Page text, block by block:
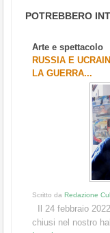
POTREBBERO
Arte e spettacolo
RUSSIA E
LA GUERRA...
Scritto da Redazione
Il 24 febbraio
chiusi nel nostro